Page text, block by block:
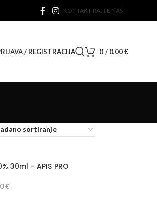
KONTAKTIRAJTE NAS
/ REGISTRACIJA 0/ 0,00€
30ml – APIS PRO
€